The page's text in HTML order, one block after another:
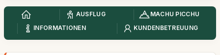
AUSFLUG
MACHU PICCHU
INFORMATIONEN
KUNDENBETREUUNG